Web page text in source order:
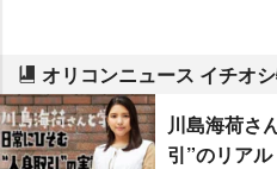
オリコンニュース イチオ
川島海荷さ
引”のリアル